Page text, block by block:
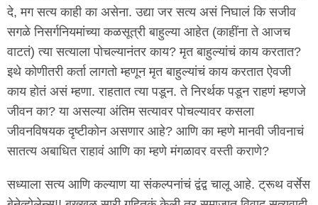
दे, मग सत्य काही का असेना. उद्या जर सत्य असं निघालं कि सजीव
सगळे निसर्गनियमांच्या कळसूत्री बाहुल्या आहेत (काहींना ते आजच
वाटतं) त्या सत्याला पोचल्यानंतर काय? मृत बाहुल्यांचं काय करतात?
इथे कोणीतरी कर्ता लागतो म्हणून मृत बाहुल्यांचं काय करतात ऐवजी
काय होतं असं म्हणा. राहतात त्या पडून. ते निरर्थक पडून राहणं म्हणजे
जीवन का? या असल्या अंतिम सत्यावर पोचल्यावर कसला
जीवनविषयक दृष्टीकोन असणार आहे? आणि का म्हणे मानवी जीवनाचं
सातत्य अबाधित राहावं आणि का म्हणे मंगळावर वस्ती कराणे?
सध्याला सत्य आणि कल्याण या संकल्पनांचं द्वंद्व चालू आहे. ट्रूथ वर्सेस